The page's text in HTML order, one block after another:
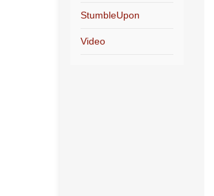
StumbleUpon
Video